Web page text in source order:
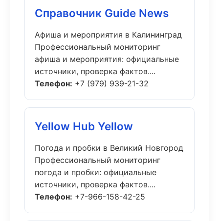
Справочник Guide News
Афиша и мероприятия в Калининград
Профессиональный мониторинг
афиша и мероприятия: официальные
источники, проверка фактов....
Телефон: +7 (979) 939-21-32
Yellow Hub Yellow
Погода и пробки в Великий Новгород
Профессиональный мониторинг
погода и пробки: официальные
источники, проверка фактов....
Телефон: +7-966-158-42-25